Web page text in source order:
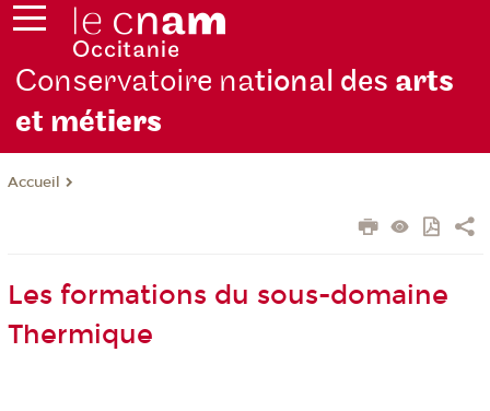
Conservatoire national des arts
et métiers
Accueil
Les formations du sous-domaine
Thermique